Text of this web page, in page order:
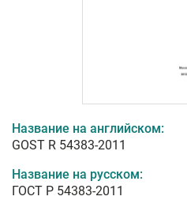
Название на английском:
GOST R 54383-2011
Название на русском:
ГОСТ Р 54383-2011